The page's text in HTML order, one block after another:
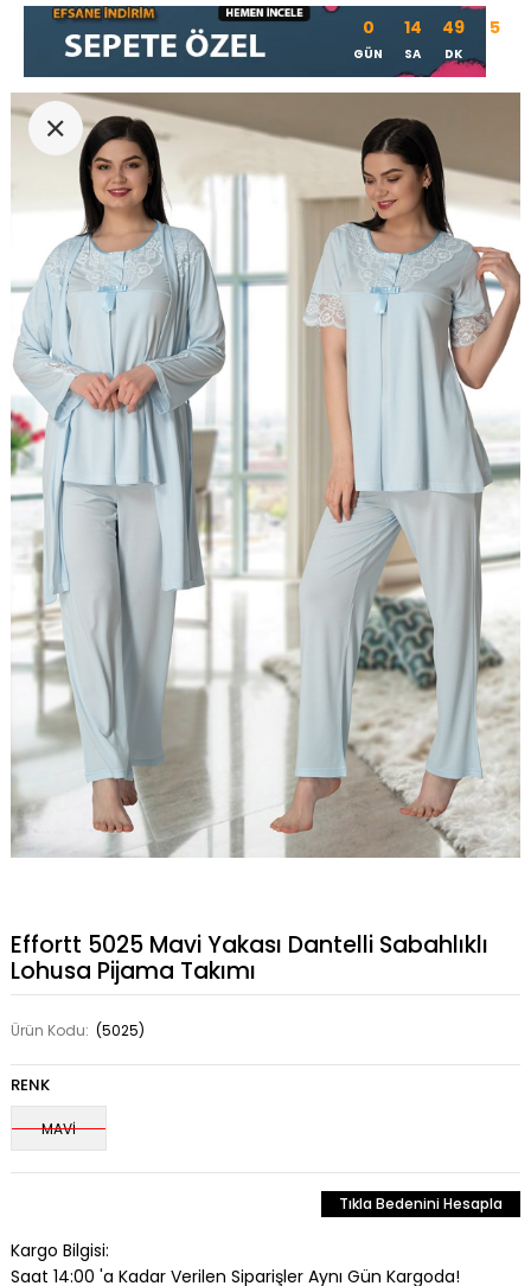
0
GÜN
14
SA
49
DK
4
Effortt 5025 Mavi Yakası Dantelli Sabahlıklı
Lohusa Pijama Takımı
Ürün Kodu: (5025)
RENK
MAVİ
Tıkla Bedenini Hesapla
Kargo Bilgisi:
Saat 14:00 'a Kadar Verilen Siparişler Aynı Gün Kargoda!